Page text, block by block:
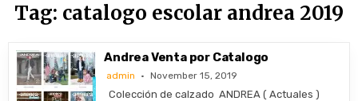
Tag: catalogo escolar andrea 2019
Andrea Venta por Catalogo
admin November 15, 2019
Colección de calzado ANDREA ( Actuales )